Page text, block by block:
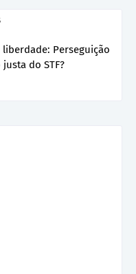
liberdade: Perseguição
do STF?